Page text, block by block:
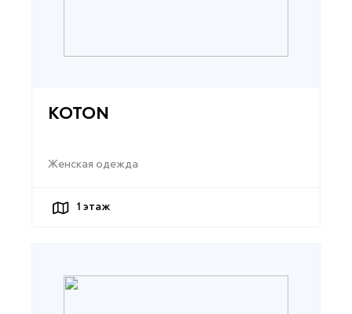
KOTON
Женская одежда
1 этаж